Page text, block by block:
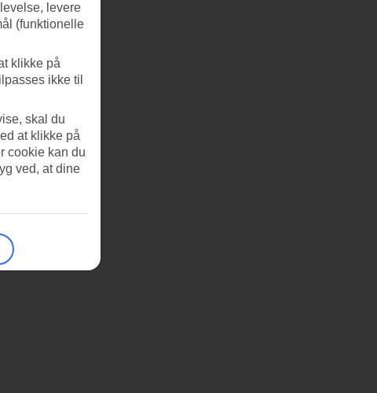
levere
(funktionelle
klikke på
ikke til
skal du
at klikke på
cookie kan du
ved, at dine